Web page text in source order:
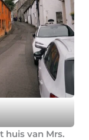
huis van Mrs.